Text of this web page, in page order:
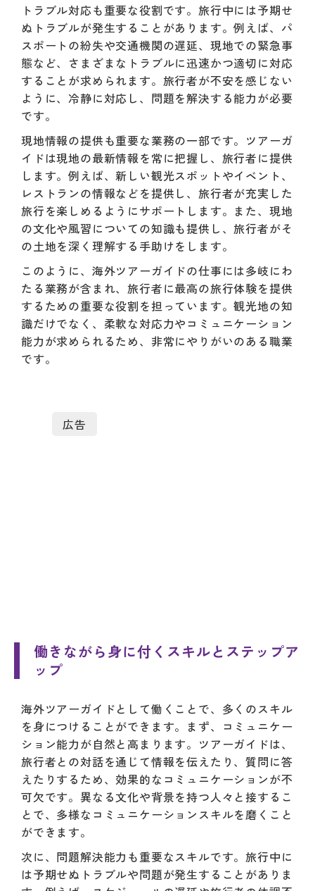
トラブル対応も重要な役割です。旅行中には予期せ
ぬトラブルが発生することがあります。例えば、パ
スポートの紛失や交通機関の遅延、現地での緊急事
態など、さまざまなトラブルに迅速かつ適切に対応
することが求められます。旅行者が不安を感じない
ように、冷静に対応し、問題を解決する能力が必要
です。
現地情報の提供も重要な業務の一部です。ツアーガ
イドは現地の最新情報を常に把握し、旅行者に提供
します。例えば、新しい観光スポットやイベント、
レストランの情報などを提供し、旅行者が充実した
旅行を楽しめるようにサポートします。また、現地
の文化や風習についての知識も提供し、旅行者がそ
の土地を深く理解する手助けをします。
このように、海外ツアーガイドの仕事には多岐にわ
たる業務が含まれ、旅行者に最高の旅行体験を提供
するための重要な役割を担っています。観光地の知
識だけでなく、柔軟な対応力やコミュニケーション
能力が求められるため、非常にやりがいのある職業
です。
広告
働きながら身に付くスキルとステップア
ップ
海外ツアーガイドとして働くことで、多くのスキル
を身につけることができます。まず、コミュニケー
ション能力が自然と高まります。ツアーガイドは、
旅行者との対話を通じて情報を伝えたり、質問に答
えたりするため、効果的なコミュニケーションが不
可欠です。異なる文化や背景を持つ人々と接するこ
とで、多様なコミュニケーションスキルを磨くこと
ができます。
次に、問題解決能力も重要なスキルです。旅行中に
は予期せぬトラブルや問題が発生することがありま